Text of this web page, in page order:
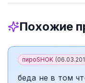
Похожие
пироSHOK (
беда не в том